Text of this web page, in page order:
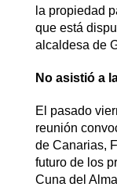
la propiedad
que está
alcaldesa de
No asistió a
El pasado
reunión
de Canarias,
futuro de los
Cuna del